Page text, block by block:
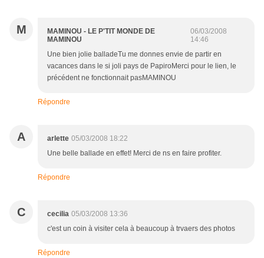
M
MAMINOU - LE P'TIT MONDE DE
MAMINOU
06/03/2008
14:46
Une bien jolie balladeTu me donnes envie de partir en
vacances dans le si joli pays de PapiroMerci pour le lien, le
précédent ne fonctionnait pasMAMINOU
Répondre
A arlette 05/03/2008 18:22
Une belle ballade en effet! Merci de ns en faire profiter.
Répondre
C cecilia 05/03/2008 13:36
c'est un coin à visiter cela à beaucoup à trvaers des photos
Répondre